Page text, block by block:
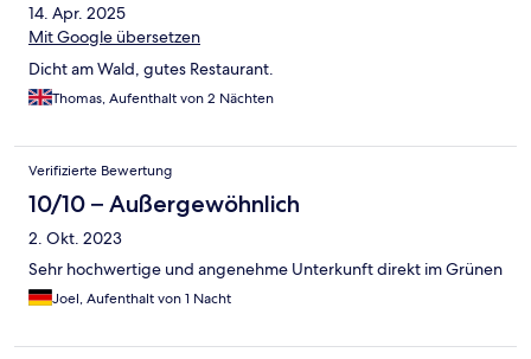
14. Apr. 2025
Mit Google übersetzen
Dicht am Wald, gutes Restaurant.
Thomas, Aufenthalt von 2 Nächten
Verifizierte Bewertung
10/10 – Außergewöhnlich
2. Okt. 2023
Sehr hochwertige und angenehme Unterkunft direkt im Grünen
Joel, Aufenthalt von 1 Nacht